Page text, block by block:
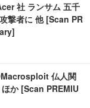
社 ランサム 五千
撃者に 他 [Scan PR
仏人関
か [Scan PREMIU